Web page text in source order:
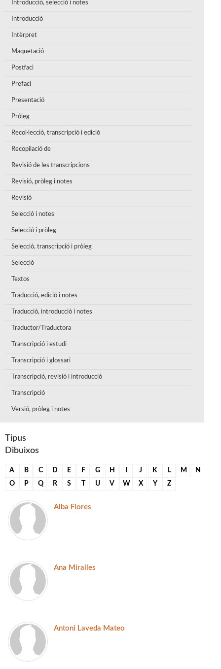
Introducció, selecció i notes
Introducció
Intèrpret
Maquetació
Postfaci
Prefaci
Presentació
Pròleg
Recol·lecció, transcripció i edició
Recopilació de
Revisió de les transcripcions
Revisió, pròleg i notes
Revisió
Selecció i notes
Selecció i pròleg
Selecció, transcripció i pròleg
Selecció
Textos
Traducció, edició i notes
Traducció, introducció i notes
Traductor/Traductora
Transcripció i estudi
Transcripció i glossari
Transcripció, revisió i introducció
Transcripció
Versió, pròleg i notes
Tipus
Dibuixos
A B C D E F G H J K L M
N
O
P Q R S T U V W X Y Z
Alba Flores
Ana Miralles
Antoni Laveda Mateo